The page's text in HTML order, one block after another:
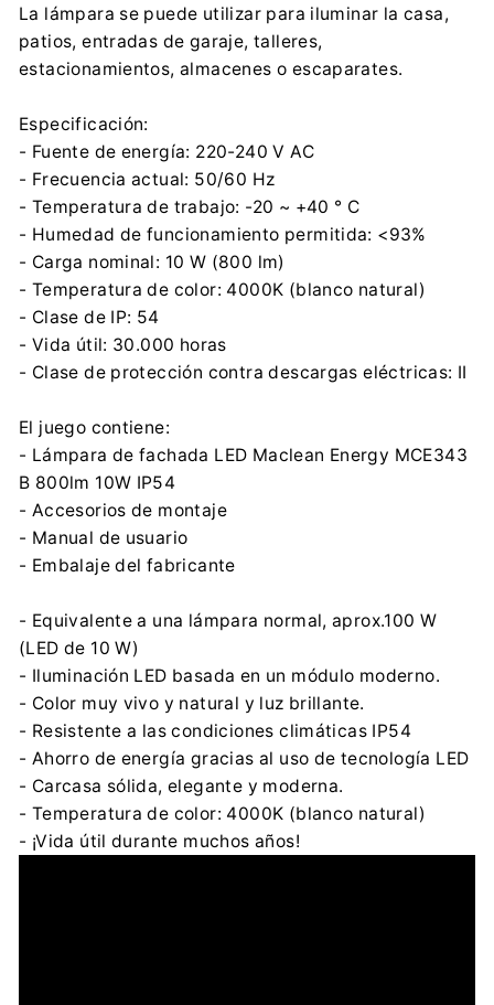
Importador:
Centrumelektroniki.EU Sp. z o.o.
Korfantego 7, 42-600 Tarnowskie Góry
Información de seguridad:
Descargar archivo
La lámpara se puede utilizar para iluminar la casa,
patios, entradas de garaje, talleres,
estacionamientos, almacenes o escaparates.
Especificación:
- Fuente de energía: 220-240 V AC
- Frecuencia actual: 50/60 Hz
- Temperatura de trabajo: -20 ~ +40 ° C
- Humedad de funcionamiento permitida: <93%
- Carga nominal: 10 W (800 lm)
- Temperatura de color: 4000K (blanco natural)
- Clase de IP: 54
- Vida útil: 30.000 horas
- Clase de protección contra descargas eléctricas: II
El juego contiene:
- Lámpara de fachada LED Maclean Energy MCE343
B 800lm 10W IP54
- Accesorios de montaje
- Manual de usuario
- Embalaje del fabricante
- Equivalente a una lámpara normal, aprox.100 W
(LED de 10 W)
- Iluminación LED basada en un módulo moderno.
- Color muy vivo y natural y luz brillante.
- Resistente a las condiciones climáticas IP54
- Ahorro de energía gracias al uso de tecnología LED
- Carcasa sólida, elegante y moderna.
- Temperatura de color: 4000K (blanco natural)
- ¡Vida útil durante muchos años!